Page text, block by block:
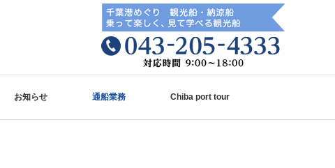
お知らせ 通船業務 Chiba port tour